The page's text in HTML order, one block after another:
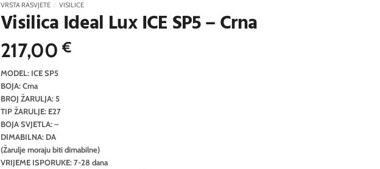
VRSTA RASVJETE / VISILICE
Visilica Ideal Lux ICE SP5 – Crna
217,00€
MODEL: ICE SP5
BOJA: Crna
BROJ ŽARULJA: 5
TIP ŽARULJE: E27
BOJA SVJETLA: –
DIMABILNA: DA
(Žarulje moraju biti dimabilne)
VRIJEME ISPORUKE: 7-28 dana